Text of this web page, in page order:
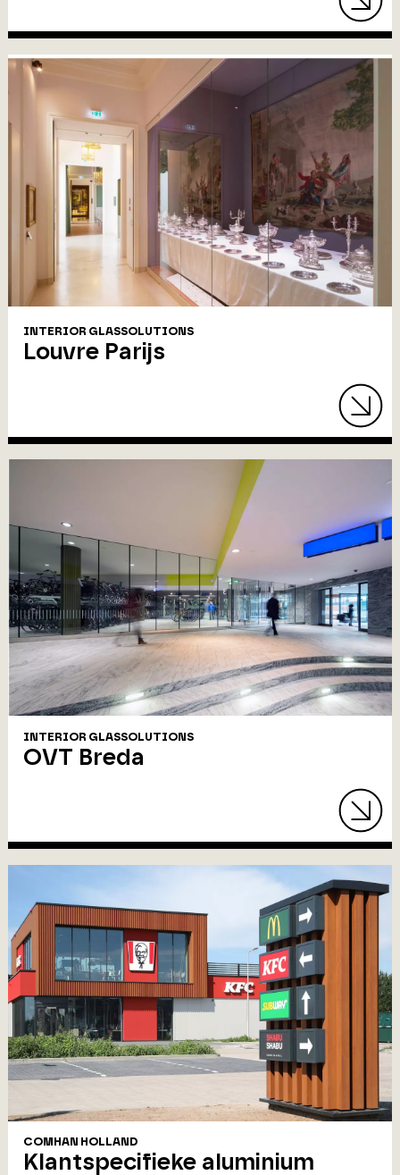
INTERIOR GLASSOLUTIONS
Louvre Parijs
INTERIOR GLASSOLUTIONS
OVT Breda
COMHAN HOLLAND
Klantspecifieke aluminium